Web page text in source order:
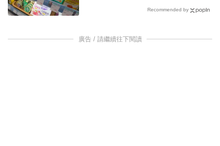
Recommended by
廣告 / 請繼續往下閱讀